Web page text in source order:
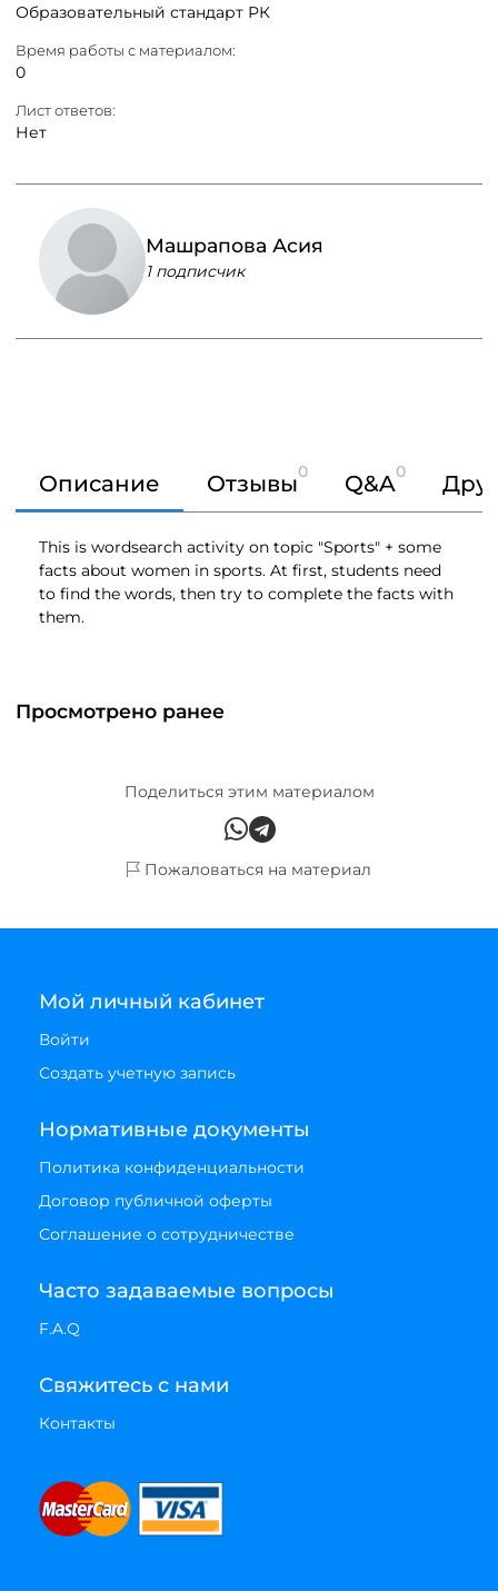
Образовательный стандарт РК
Время работы с материалом:
0
Лист ответов:
Нет
Машрапова Асия
1 подписчик
Описание Отзывы0 Q&A0
This is wordsearch activity on topic "Sports" + some
facts about women in sports. At first, students need
to find the words, then try to complete the facts with
them.
Просмотрено ранее
Поделиться этим материалом
Пожаловаться на материал
Мой личный кабинет
Войти
Создать учетную запись
Нормативные документы
Политика конфиденциальности
Договор публичной оферты
Соглашение о сотрудничестве
Часто задаваемые вопросы
F.A.Q
Свяжитесь с нами
Контакты